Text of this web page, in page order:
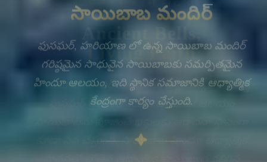
Ancient Bells,
Living Faith
సాయిబాబ మందిర్ హరియాణ ల్యాండ్‌స్కేప్‌లో ఉన్న
ఫుసఘర్ గ్రామంలో నిలిచి ఉంది. ఈ ఆలయం
సాయిబాబను పూజించే భక్తులకు ఆరాధనా స్థానంగా
సాధనలో లోతైన ఆధ్యాత్మిక ప్రాముఖ్యత కలిగిన
వ్యక్తిత్వం. పరిసర ఆలయంగా, ఈ మందిర్ గ్రామ